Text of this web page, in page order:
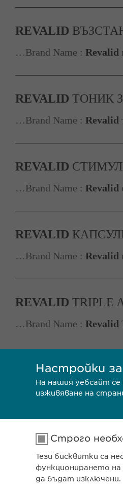
REVALID
…Brand Name : Revalid
REVALID ТОНИК
…Brand Name : Revalid
REVALID
…Brand Name : Revalid
REVALID
…Brand Name : Revalid
REVALID TRIPLE
…Brand Name : Revalid
Настройки
На нашия уебсайт
изживяване на
Строго
Тези бисквитки са
функционирането
да бъдат изключени.